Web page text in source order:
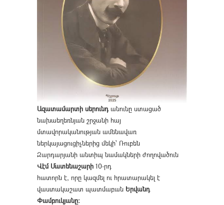
Ազատամարտի սերունդանունը ստացած
նախաեղեռնյան շրջանի հայ
մտավորականության ամենավառ
ներկայացուցիչներից մեկի՝ Ռուբեն
Զարդարյանի անտիպ նամակների ժողովածուն
Վէմ Մատենաշարի 10-րդ
հատորն է, որը կազմել ու հրատարակել է
վաստակաշատ պատմաբան Երվանդ
Փամբուկյանը։